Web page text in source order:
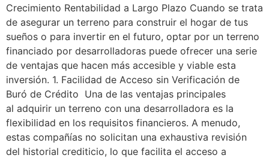
Crecimiento Rentabilidad a Largo Plazo Cuando se trata
de asegurar un terreno para construir el hogar de tus
sueños o para invertir en el futuro, optar por un terreno
financiado por desarrolladoras puede ofrecer una serie
de ventajas que hacen más accesible y viable esta
inversión. 1. Facilidad de Acceso sin Verificación de
Buró de Crédito Una de las ventajas principales
al adquirir un terreno con una desarrolladora es la
flexibilidad en los requisitos financieros. A menudo,
estas compañías no solicitan una exhaustiva revisión
del historial crediticio, lo que facilita el acceso a